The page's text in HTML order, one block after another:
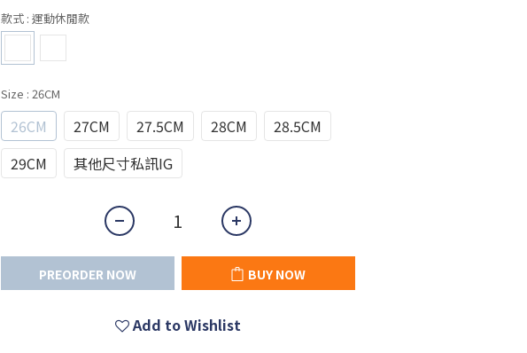
款式 : 運動休閒款
Size : 26CM
26CM 27CM 27.5CM 28CM
28.5CM
29CM
其他尺寸私訊IG
PREORDER NOW BUY NOW
Add to Wishlist